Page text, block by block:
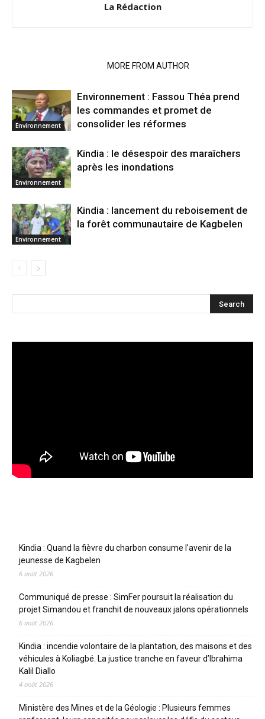
La Rédaction
MORE FROM AUTHOR
Environnement
Environnement : Fassou Théa prend
les commandes et promet de
consolider les réformes
Environnement
Kindia : le désespoir des maraîchers
après les inondations
Environnement
Kindia : lancement du reboisement de
la forêt communautaire de Kagbelen
Kindia : Quand la fièvre du charbon consume l’avenir de la
jeunesse de Kagbelen
6 août 2026
Communiqué de presse : SimFer poursuit la réalisation du
projet Simandou et franchit de nouveaux jalons opérationnels
6 août 2026
Kindia : incendie volontaire de la plantation, des maisons et des
véhicules à Koliagbé. La justice tranche en faveur d’Ibrahima
Kalil Diallo
4 août 2026
Ministère des Mines et de la Géologie : Plusieurs femmes